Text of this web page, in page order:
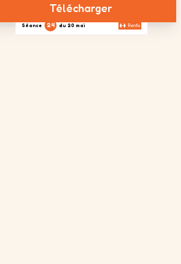
Séance 24 du 20 mai Renfo
Télécharger